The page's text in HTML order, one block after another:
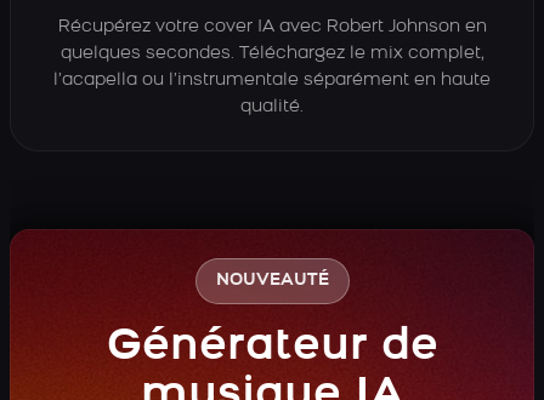
Récupérez votre cover IA avec Robert Johnson en
quelques secondes. Téléchargez le mix complet,
l’acapella ou l’instrumentale séparément en haute
qualité.
NOUVEAUTÉ
Générateur de